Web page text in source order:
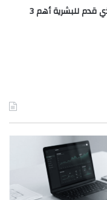
نيكولا تسلا المخترع الذي قدم للبشرية أهم 3